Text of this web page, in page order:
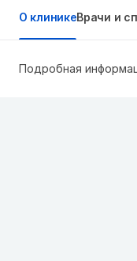
О клиникеВрачи и
Подробная